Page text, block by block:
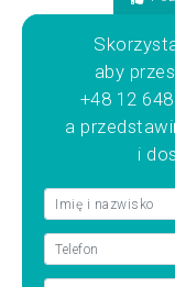
aby
+48 12
a
i